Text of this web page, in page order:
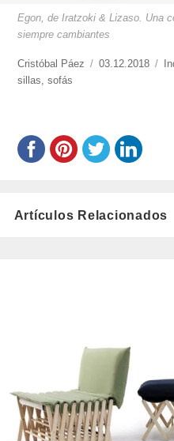
Egon, de Iratzoki & Lizaso. Una
siempre cambiantes
https://www.experimenta.es/
paez/
Cristóbal Páez
Publicado
03.12.2018
sillas ,sofás
Artículos Relacionados